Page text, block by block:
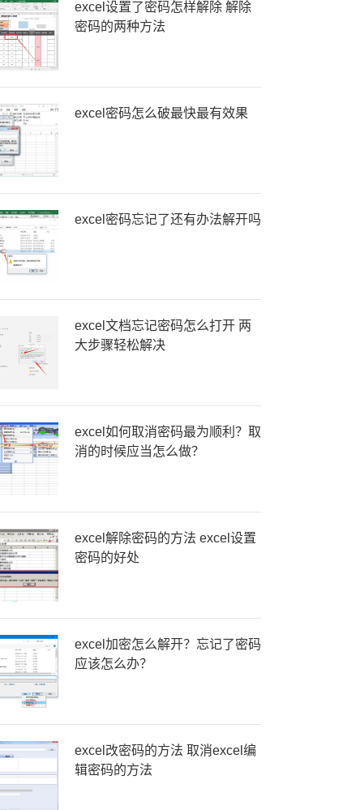
excel设置了密码怎样解除 解除
密码的两种方法
excel密码怎么破最快最有效果
excel密码忘记了还有办法解开吗
excel文档忘记密码怎么打开 两
大步骤轻松解决
excel如何取消密码最为顺利？取
消的时候应当怎么做？
excel解除密码的方法 excel设置
密码的好处
excel加密怎么解开？忘记了密码
应该怎么办？
excel改密码的方法 取消excel编
辑密码的方法